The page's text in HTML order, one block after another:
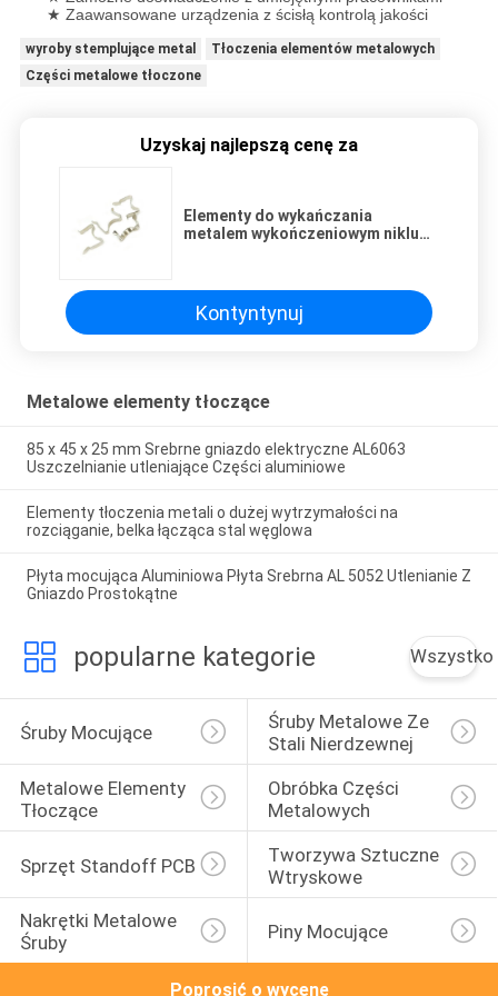
★ Zaawansowane urządzenia z ścisłą kontrolą jakości
wyroby stemplujące metal
Tłoczenia elementów metalowych
Części metalowe tłoczone
Uzyskaj najlepszą cenę za
Elementy do wykańczania
metalem wykończeniowym niklu
Kontyntynuj
Metalowe elementy tłoczące
85 x 45 x 25 mm Srebrne gniazdo elektryczne AL6063
Uszczelnianie utleniające Części aluminiowe
Elementy tłoczenia metali o dużej wytrzymałości na
rozciąganie, belka łącząca stal węglowa
Płyta mocująca Aluminiowa Płyta Srebrna AL 5052 Utlenianie Z
Gniazdo Prostokątne
popularne kategorie Wszystko
Śruby Mocujące
Śruby Metalowe Ze
Stali Nierdzewnej
Metalowe Elementy
Tłoczące
Obróbka Części
Metalowych
Sprzęt Standoff PCB
Tworzywa Sztuczne
Wtryskowe
Nakrętki Metalowe
Śruby
Piny Mocujące
Poprosić o wycenę